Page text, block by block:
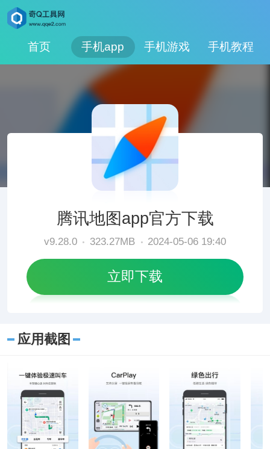
首页 手机app 手机游戏 手机教程
腾讯地图app官方下载
v9.28.0 323.27MB 2024-05-06 19:40
立即下载
应用截图